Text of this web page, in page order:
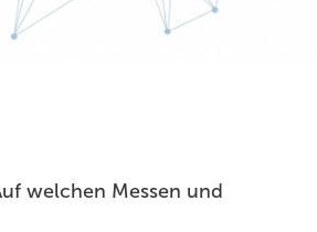
welchen Messen und